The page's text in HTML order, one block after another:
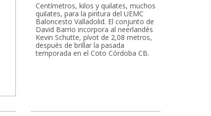
Centímetros, kilos y quilates, muchos
quilates, para la pintura del UEMC
Baloncesto Valladolid. El conjunto de
David Barrio incorpora al neerlandés
Kevin Schutte, pívot de 2,08 metros,
después de brillar la pasada
temporada en el Coto Córdoba CB.